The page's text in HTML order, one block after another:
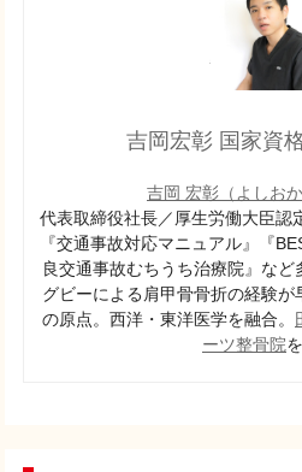
吉岡宏彰 国家資
吉岡 宏彰（よしおか
代表取締役社長／厚生労働大臣認
『交通事故対応マニュアル』『
良交通事故むちうち治療院』な
グビーによる肩甲骨骨折の経験
の原点。西洋・東洋医学を融合。
ーツ整骨院